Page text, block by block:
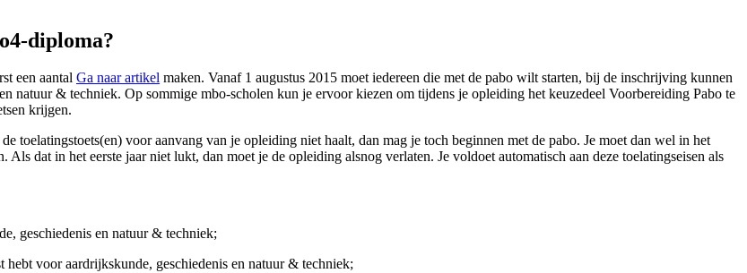
diploma?
een aantal Ga naar artikel maken. Vanaf 1 augustus 2015 moet iedereen die met de pabo wilt starten, bij de inschrijving kunnen
natuur & techniek. Op sommige mbo-scholen kun je ervoor kiezen om tijdens je opleiding het keuzedeel Voorbereiding Pabo te
krijgen.
toelatingstoets(en) voor aanvang van je opleiding niet haalt, dan mag je toch beginnen met de pabo. Je moet dan wel in het
dat in het eerste jaar niet lukt, dan moet je de opleiding alsnog verlaten. Je voldoet automatisch aan deze toelatingseisen als
geschiedenis en natuur & techniek;
voor aardrijkskunde, geschiedenis en natuur & techniek;